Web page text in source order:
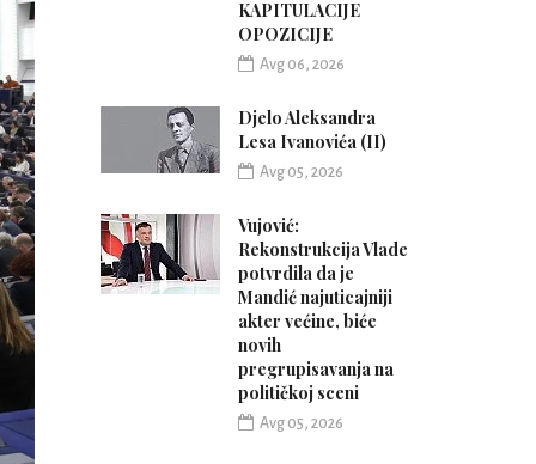
KAPITULACIJE
OPOZICIJE
Avg 06, 2026
Djelo Aleksandra
Lesa Ivanovića (II)
Avg 05, 2026
Vujović:
Rekonstrukcija Vlade
potvrdila da je
Mandić najuticajniji
akter većine, biće
novih
pregrupisavanja na
političkoj sceni
Avg 05, 2026